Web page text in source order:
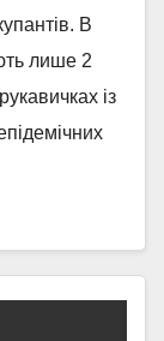
В
лише 2
із